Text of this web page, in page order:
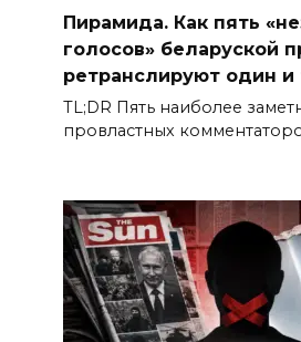
Пирамида. Как пять
голосов» беларуской
ретранслируют один и
TL;DR Пять наиболее
провластных